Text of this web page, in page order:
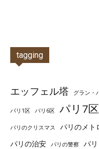
tagging
エッフェル塔 グラン・
パリ1区 パリ6区 パリ7区
パリのクリスマス パリのメト
パリの治安 パリの警察 パ